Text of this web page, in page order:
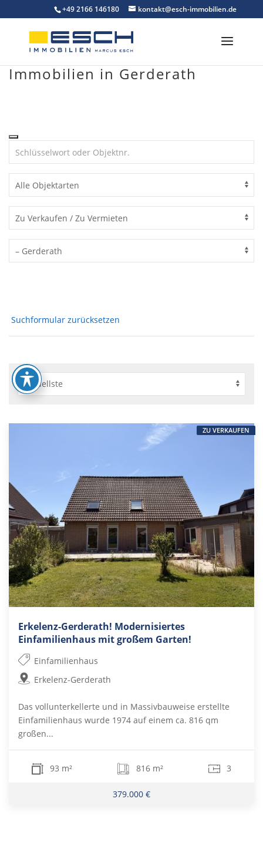
to
content
+49 2166 146180 kontakt@esch-immobilien.de
Immobilien in Gerderath
Suchformular zurücksetzen
Erkelenz-Gerderath! Modernisiertes
Einfamilienhaus mit großem Garten!
Einfamilienhaus
Erkelenz-Gerderath
Das vollunterkellerte und in Massivbauweise erstellte
Einfamilienhaus wurde 1974 auf einem ca. 816 qm
großen...
93 m² 816 m² 3
379.000 €
ZU VERKAUFEN